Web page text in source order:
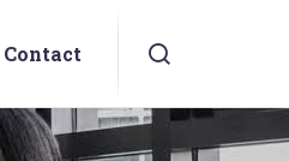
Contact